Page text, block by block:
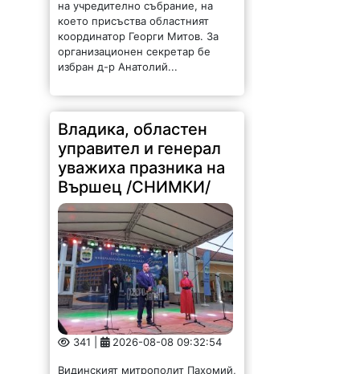
което присъства областният
координатор Георги Митов. За
организационен секретар бе
избран д-р Анатолий...
Владика, областен
управител и генерал
уважиха празника на
Вършец /СНИМКИ/
341 | 2026-08-08 09:32:54